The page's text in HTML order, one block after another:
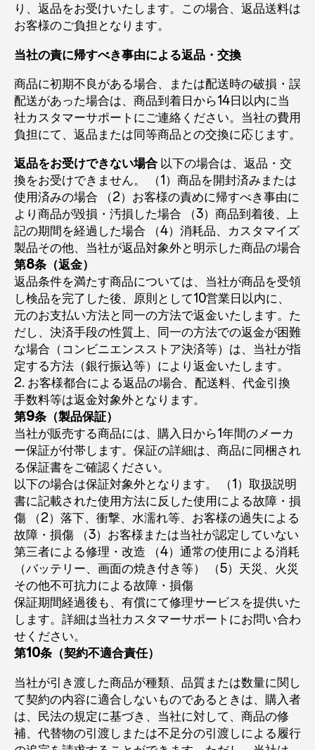
り、返品をお受けいたします。この場合、返品送料は
お客様のご負担となります。
当社の責に帰すべき事由による返品・交換
商品に初期不良がある場合、または配送時の破損・誤
配送があった場合は、商品到着日から14日以内に当
社カスタマーサポートにご連絡ください。当社の費用
負担にて、返品または同等商品との交換に応じます。
返品をお受けできない場合以下の場合は、返品・交
換をお受けできません。 （1）商品を開封済みまたは
使用済みの場合 （2）お客様の責めに帰すべき事由に
より商品が毀損・汚損した場合 （3）商品到着後、上
記の期間を経過した場合 （4）消耗品、カスタマイズ
製品その他、当社が返品対象外と明示した商品の場合
第8条（返金）
返品条件を満たす商品については、当社が商品を受領
し検品を完了した後、原則として10営業日以内に、
元のお支払い方法と同一の方法で返金いたします。た
だし、決済手段の性質上、同一の方法での返金が困難
な場合（コンビニエンスストア決済等）は、当社が指
定する方法（銀行振込等）により返金いたします。
2. お客様都合による返品の場合、配送料、代金引換
手数料等は返金対象外となります。
第9条（製品保証）
当社が販売する商品には、購入日から1年間のメーカ
ー保証が付帯します。保証の詳細は、商品に同梱され
る保証書をご確認ください。
以下の場合は保証対象外となります。 （1）取扱説明
書に記載された使用方法に反した使用による故障・損
傷 （2）落下、衝撃、水濡れ等、お客様の過失による
故障・損傷 （3）お客様または当社が認定していない
第三者による修理・改造 （4）通常の使用による消耗
（バッテリー、画面の焼き付き等） （5）天災、火災
その他不可抗力による故障・損傷
保証期間経過後も、有償にて修理サービスを提供いた
します。詳細は当社カスタマーサポートにお問い合わ
せください。
第10条（契約不適合責任）
当社が引き渡した商品が種類、品質または数量に関し
て契約の内容に適合しないものであるときは、購入者
は、民法の規定に基づき、当社に対して、商品の修
補、代替物の引渡しまたは不足分の引渡しによる履行